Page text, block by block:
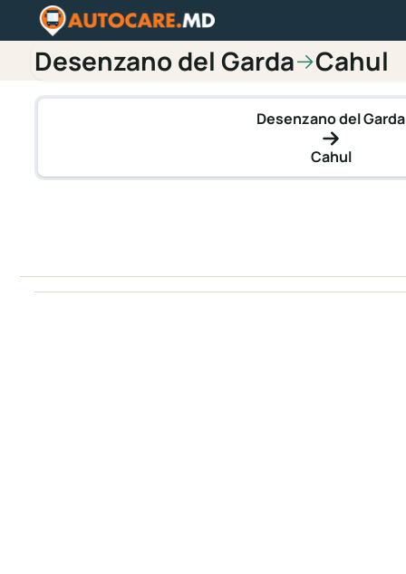
Desenzano del Garda→Cahul
Desenzano del Garda
Cahul